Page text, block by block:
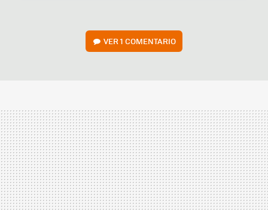
VER1 COMENTARIO